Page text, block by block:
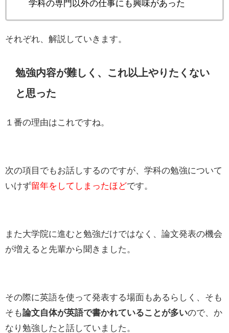
学科の専門以外の仕事にも興味があった
それぞれ、解説していきます。
勉強内容が難しく、これ以上やりたくない
と思った
１番の理由はこれですね。
次の項目でもお話しするのですが、学科の勉強について
いけず留年をしてしまったほどです。
また大学院に進むと勉強だけではなく、論文発表の機会
が増えると先輩から聞きました。
その際に英語を使って発表する場面もあるらしく、そも
そも論文自体が英語で書かれていることが多いので、か
なり勉強したと話していました。